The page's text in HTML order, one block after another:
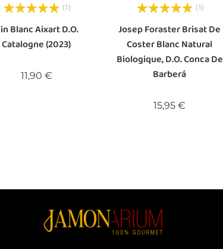
(1)
Blanc Aixart D.O.
Catalogne (2023)
11,90 €Prix
(1)
Josep Foraster Brisat De
Coster Blanc Natural
Biologique, D.O. Conca De
Barberá
15,95 €